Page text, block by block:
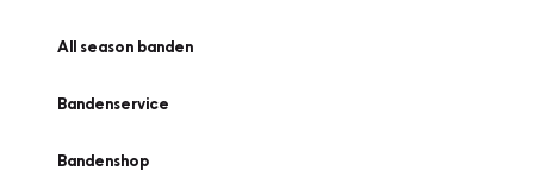
All season banden
Bandenservice
Bandenshop